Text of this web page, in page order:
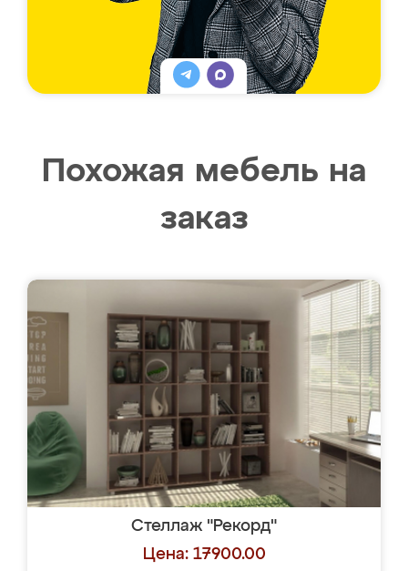
Похожая мебель на
заказ
Стеллаж "Рекорд"
Цена: 17900.00